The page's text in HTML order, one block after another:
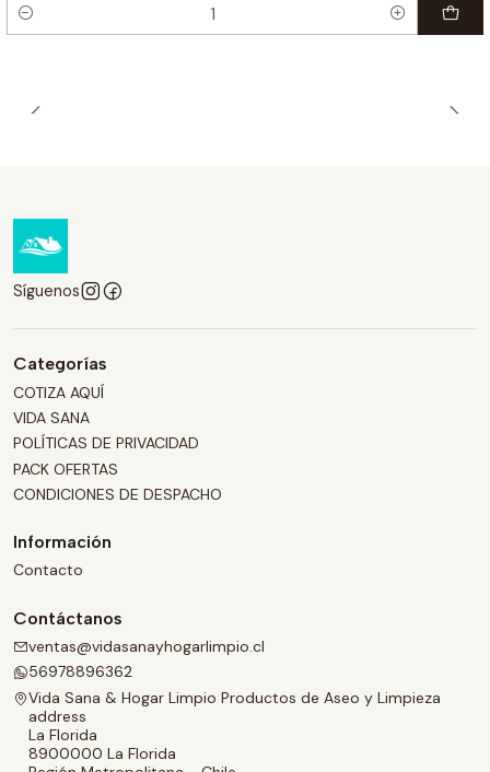
Cantidad
Síguenos
Categorías
COTIZA AQUÍ
VIDA SANA
POLÍTICAS DE PRIVACIDAD
PACK OFERTAS
CONDICIONES DE DESPACHO
Información
Contacto
Contáctanos
ventas@vidasanayhogarlimpio.cl
56978896362
Vida Sana & Hogar Limpio Productos de Aseo y Limpieza
address
La Florida
8900000 La Florida